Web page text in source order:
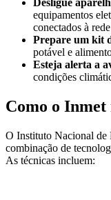
Desligue
equipamentos
conectados à
Prepare um kit
potável e
Esteja alerta a
condições
Como o
O Instituto Nacional de
combinação de
As técnicas incluem: